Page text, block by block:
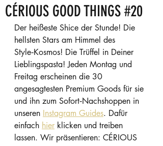
CÉRIOUS GOOD THINGS #20
Der heißeste Shice der Stunde! Die
hellsten Stars am Himmel des
Style‑Kosmos! Die Trüffel in Deiner
Lieblingspasta! Jeden Montag und
Freitag erscheinen die 30
angesagtesten Premium Goods für sie
und ihn zum Sofort‑Nachshoppen in
unseren Instagram Guides. Dafür
einfach hier klicken und treiben
lassen. Wir präsentieren: CÉRIOUS